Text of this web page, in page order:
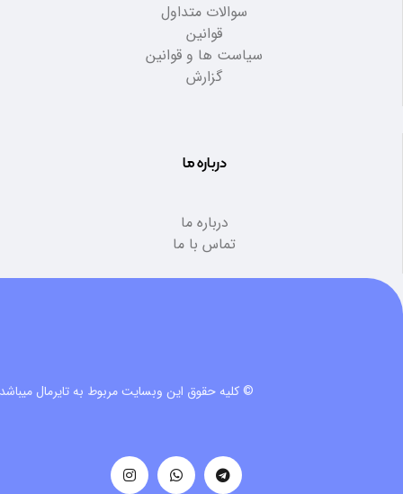
سوالات متداول
قوانین
سیاست ها و قوانین
گزارش
درباره ما
درباره ما
تماس با ما
© کلیه حقوق این وبسایت مربوط به تایرمال